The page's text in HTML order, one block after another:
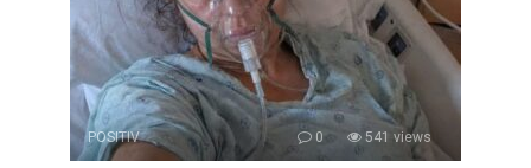
POSITIV 0 541 views